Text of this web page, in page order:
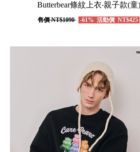
Butterbear條紋上衣‧親子款(童)
售價NT$1090 -61% 活動價 NT$425